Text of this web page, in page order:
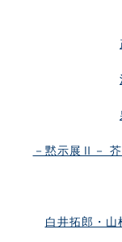
－黙示展Ⅱ－
白井拓郎・